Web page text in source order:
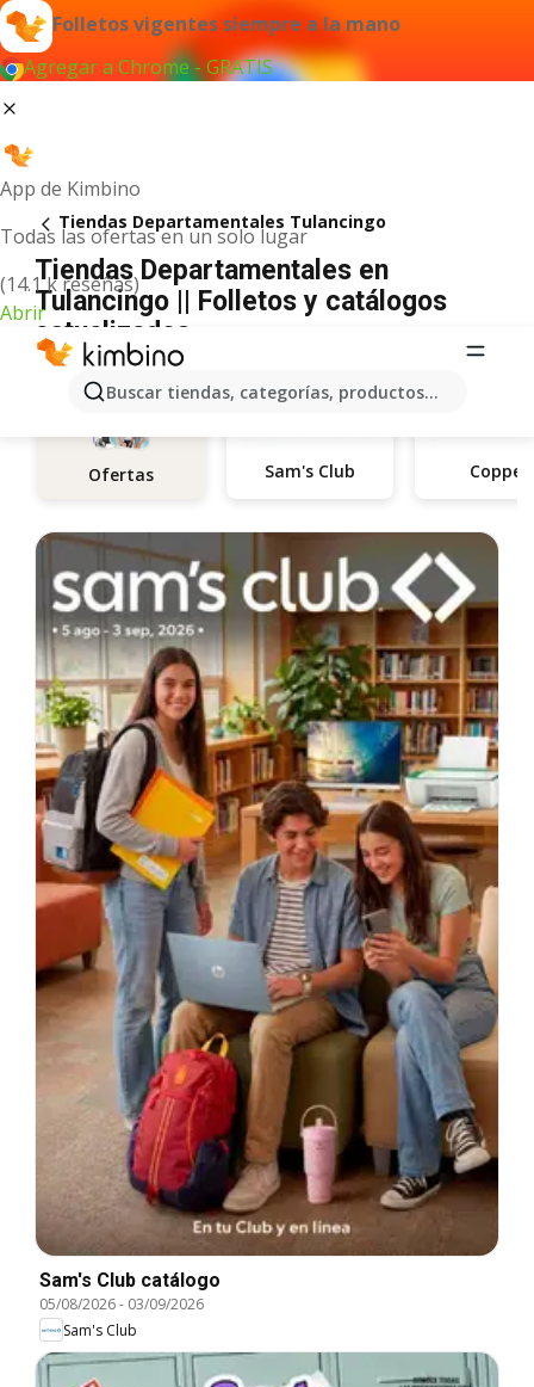
Folletos vigentes siempre a la mano
Agregar a Chrome - GRATIS
App de Kimbino
Todas las ofertas en un solo lugar
(14.1 k reseñas)
Abrir
Buscar tiendas, categorías, productos...
Tiendas Departamentales Tulancingo
Tiendas Departamentales en
Tulancingo || Folletos y catálogos
actualizados
Ofertas Sam's Club Coppel
Sam's Club catálogo
05/08/2026- 03/09/2026
Sam's Club